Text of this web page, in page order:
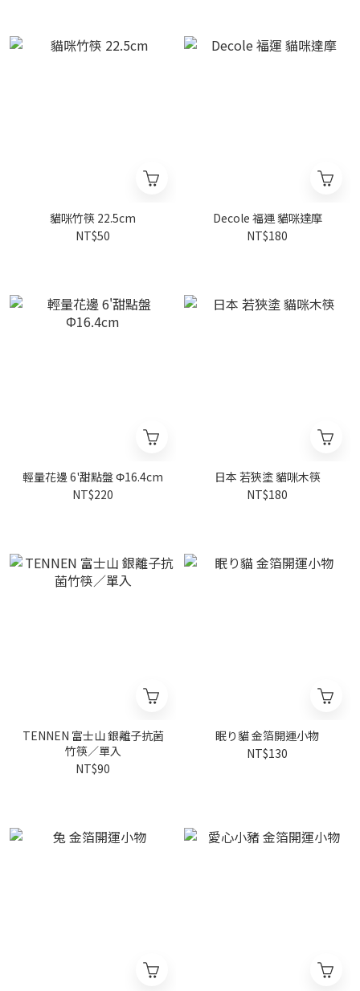
貓咪竹筷 22.5cm
NT$50
Decole 福運 貓咪達摩
NT$180
輕量花邊 6'甜點盤 Φ16.4cm
NT$220
日本 若狹塗 貓咪木筷
NT$180
TENNEN 富士山 銀離子抗菌
竹筷／單入
NT$90
眠り貓 金箔開運小物
NT$130